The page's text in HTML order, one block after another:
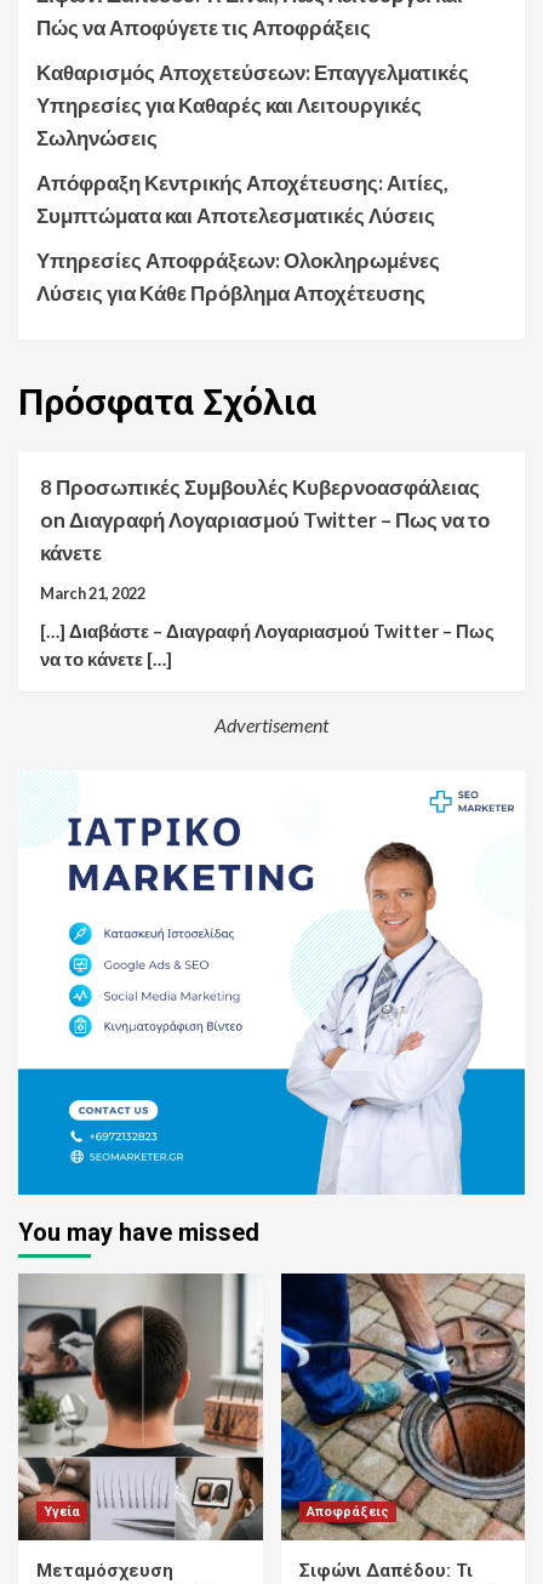
Πώς να Αποφύγετε τις Αποφράξεις
Καθαρισμός Αποχετεύσεων: Επαγγελματικές
Υπηρεσίες για Καθαρές και Λειτουργικές
Σωληνώσεις
Απόφραξη Κεντρικής Αποχέτευσης: Αιτίες,
Συμπτώματα και Αποτελεσματικές Λύσεις
Υπηρεσίες Αποφράξεων: Ολοκληρωμένες
Λύσεις για Κάθε Πρόβλημα Αποχέτευσης
Πρόσφατα Σχόλια
8 Προσωπικές Συμβουλές Κυβερνοασφάλειας
onΔιαγραφή Λογαριασμού Twitter – Πως να το
κάνετε
March 21, 2022
[…] Διαβάστε – Διαγραφή Λογαριασμού Twitter – Πως
να το κάνετε […]
Advertisement
You may have missed
Υγεία
Μεταμόσχευση
Αποφράξεις
Σιφώνι Δαπέδου: Τι